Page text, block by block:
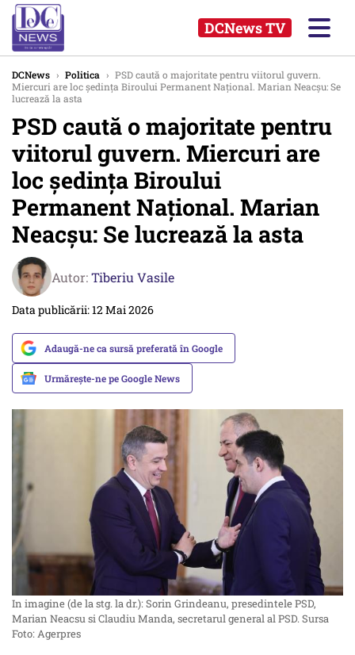
DCNews TV
DCNews › Politica › PSD caută o majoritate pentru viitorul guvern.
Miercuri are loc şedinţa Biroului Permanent Naţional. Marian Neacşu: Se
lucrează la asta
PSD caută o majoritate pentru
viitorul guvern. Miercuri are
loc şedinţa Biroului
Permanent Naţional. Marian
Neacşu: Se lucrează la asta
Autor:Tiberiu Vasile
Data publicării: 12 Mai 2026
Adaugă-ne ca sursă preferată în Google
Urmărește-ne pe Google News
In imagine (de la stg. la dr.): Sorin Grindeanu, presedintele PSD,
Marian Neacsu si Claudiu Manda, secretarul general al PSD. Sursa
Foto: Agerpres